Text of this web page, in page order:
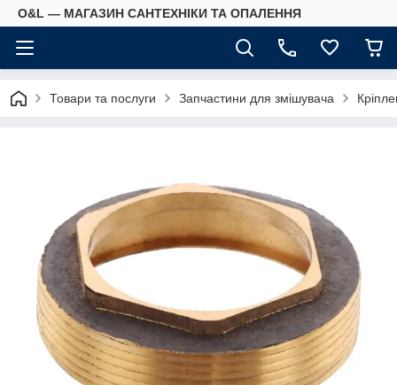
O&L — МАГАЗИН САНТЕХНІКИ ТА ОПАЛЕННЯ
Товари та послуги Запчастини для змішувача